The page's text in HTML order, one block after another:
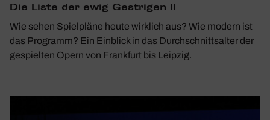
Die Liste der ewig Gest­rigen II
Wie sehen Spielpläne heute wirklich aus? Wie modern ist
das Programm? Ein Einblick in das Durchschnittsalter der
gespielten Opern von Frankfurt bis Leipzig.